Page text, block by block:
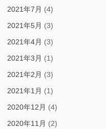
2021年7月 (4)
2021年5月 (3)
2021年4月 (3)
2021年3月 (1)
2021年2月 (3)
2021年1月 (1)
2020年12月 (4)
2020年11月 (2)